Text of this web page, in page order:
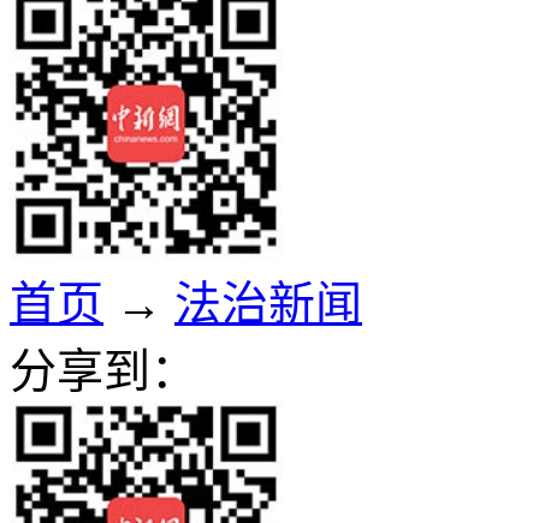
首页 → 法治新闻
分享到：